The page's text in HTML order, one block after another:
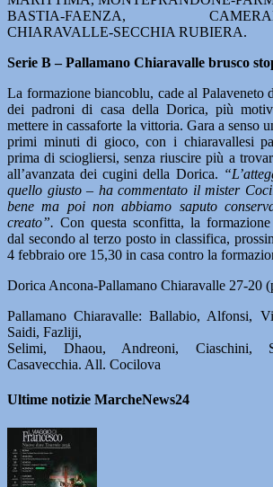
BASTIA-FAENZA,
CHIARAVALLE-SECCHIA RUBIERA.
Serie B – Pallamano Chiaravalle brusco
La formazione biancoblu, cade al Palaveneto
dei padroni di casa della Dorica, più
mettere in cassaforte la vittoria. Gara a senso
primi minuti di gioco, con i chiaravallesi
prima di sciogliersi, senza riuscire più a
all’avanzata dei cugini della Dorica.
quello giusto – ha commentato il mister
bene ma poi non abbiamo saputo
creato”. Con questa sconfitta, la
dal secondo al terzo posto in classifica,
4 febbraio ore 15,30 in casa contro la
Dorica Ancona-Pallamano Chiaravalle 27-20
Pallamano Chiaravalle: Ballabio, Alfonsi,
Saidi, Fazliji,
Selimi, Dhaou, Andreoni, Ciaschini,
Casavecchia. All. Cocilova
Ultime notizie MarcheNews24